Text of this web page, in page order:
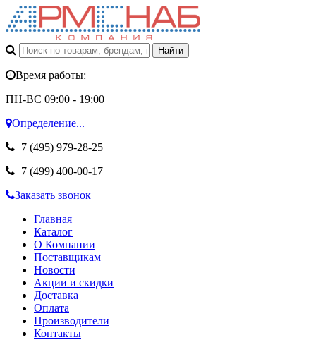
Время работы:
ПН-ВС 09:00 - 19:00
Определение...
+7 (495) 979-28-25
+7 (499) 400-00-17
Заказать звонок
Главная
Каталог
О Компании
Поставщикам
Новости
Акции и скидки
Доставка
Оплата
Производители
Контакты